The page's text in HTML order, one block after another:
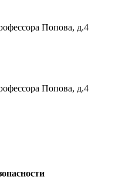
Попова, д.4
Попова, д.4